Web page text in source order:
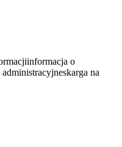
informacja o
skarga na